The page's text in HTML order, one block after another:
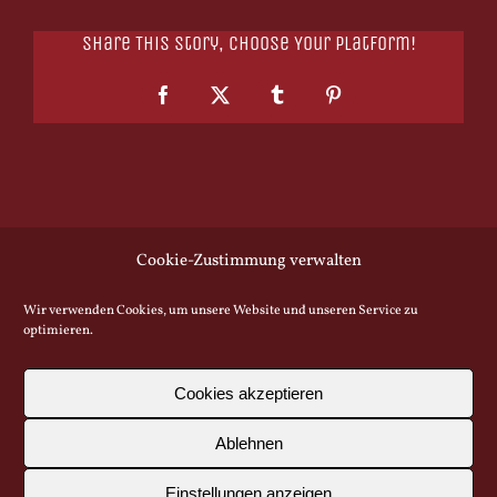
Cookie-Zustimmung verwalten
Wir verwenden Cookies, um unsere Website und unseren Service zu
optimieren.
Cookies akzeptieren
Ablehnen
Einstellungen anzeigen
Share This Story, Choose Your Platform!
Facebook
X TumblrPinterest
© Copyright -
WebdesignBaytel UG |Impressum |Cookie Richtlinie |Datenschutz
Barrierefreiheitserklärung |
FacebookInstagramYouTube